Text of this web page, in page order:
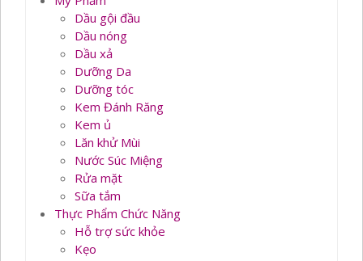
Dầu gội đầu
Dầu nóng
Dầu xả
Dưỡng Da
Dưỡng tóc
Kem Đánh Răng
Kem ủ
Lăn khử Mùi
Nước Súc Miệng
Rửa mặt
Sữa tắm
Thực Phẩm Chức Năng
Hỗ trợ sức khỏe
Kẹo